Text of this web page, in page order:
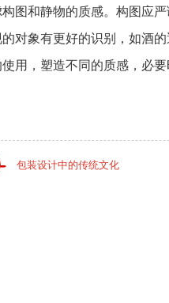
图和静物的质感。构图应
对象有更好的识别，如酒
用，塑造不同的质感，必要
包装设计中的传统文化